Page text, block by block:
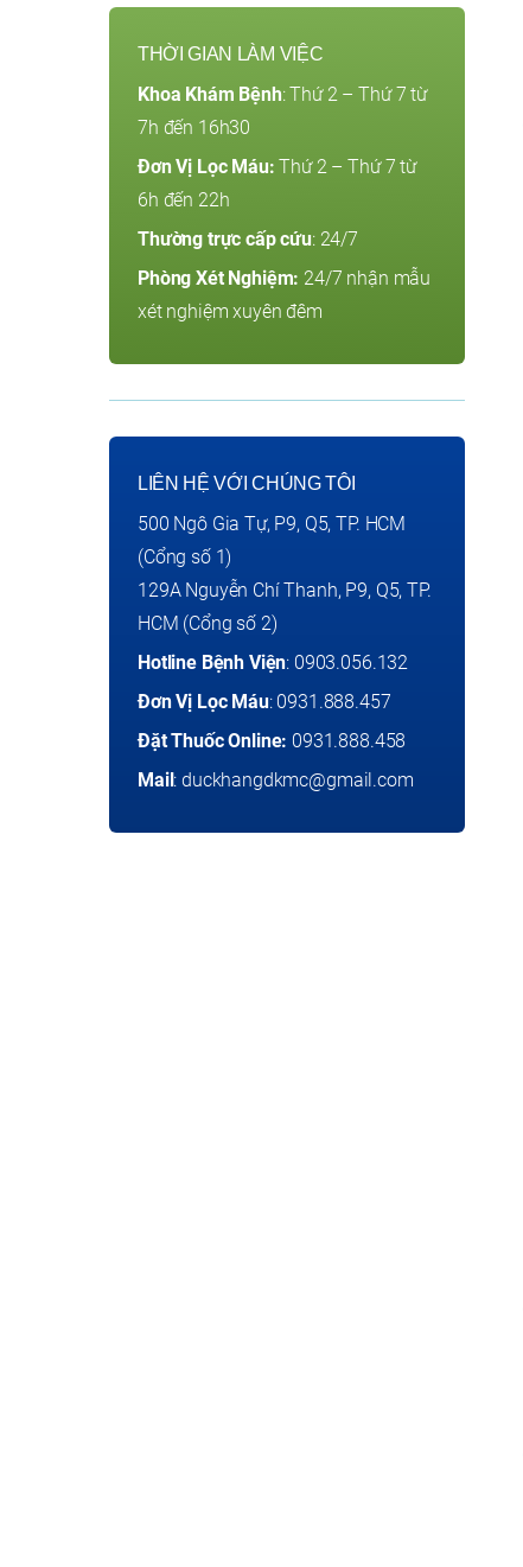
THỜI GIAN LÀM VIỆC
Khoa Khám Bệnh: Thứ 2 – Thứ 7 từ
7h đến 16h30
Đơn Vị Lọc Máu: Thứ 2 – Thứ 7 từ
6h đến 22h
Thường trực cấp cứu: 24/7
Phòng Xét Nghiệm: 24/7 nhận mẫu
xét nghiệm xuyên đêm
LIÊN HỆ VỚI CHÚNG TÔI
500 Ngô Gia Tự, P9, Q5, TP. HCM
(Cổng số 1)
129A Nguyễn Chí Thanh, P9, Q5, TP.
HCM (Cổng số 2)
Hotline Bệnh Viện: 0903.056.132
Đơn Vị Lọc Máu: 0931.888.457
Đặt Thuốc Online: 0931.888.458
Mail:duckhangdkmc@gmail.com